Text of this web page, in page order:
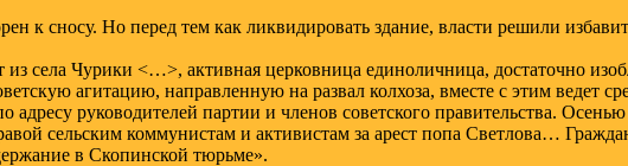
к сносу. Но перед тем как ликвидировать здание, власти решили
села Чурики <…>, активная церковница единоличница, достаточно
агитацию, направленную на развал колхоза, вместе с этим ведет
адресу руководителей партии и членов советского правительства.
сельским коммунистам и активистам за арест попа Светлова…
в Скопинской тюрьме».